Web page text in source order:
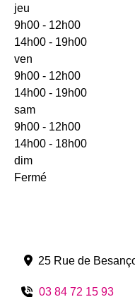
jeu
9h00 - 12h00
14h00 - 19h00
ven
9h00 - 12h00
14h00 - 19h00
sam
9h00 - 12h00
14h00 - 18h00
dim
Fermé
25 Rue de
03 84 72 15 93